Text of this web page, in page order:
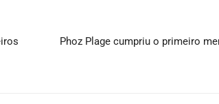
Phoz Plage cumpriu o primeiro